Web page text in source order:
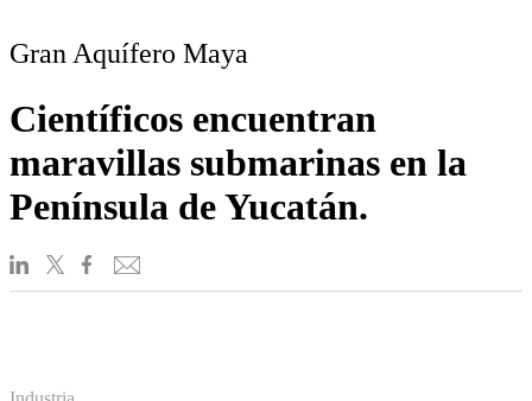
Gran Aquífero Maya
Científicos encuentran
maravillas submarinas en la
Península de Yucatán.